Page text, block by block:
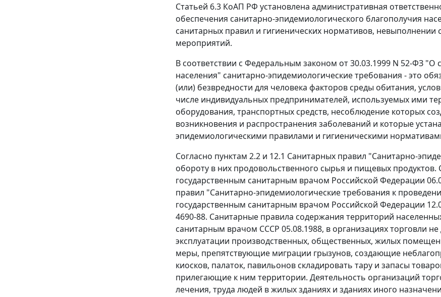
Статьей 6.3 КоАП РФ установлена административная
обеспечения санитарно-эпидемиологического благополучия
санитарных правил и гигиенических нормативов, невыполнении
мероприятий.
В соответствии с Федеральным законом от 30.03.1999 N 52-ФЗ
населения" санитарно-эпидемиологические требования - это
(или) безвредности для человека факторов среды обитания,
числе индивидуальных предпринимателей, используемых ими
оборудования, транспортных средств, несоблюдение которых
возникновения и распространения заболеваний и которые
эпидемиологическими правилами и гигиеническими
Согласно пунктам 2.2 и 12.1 Санитарных правил "Санитарно-
обороту в них продовольственного сырья и пищевых
государственным санитарным врачом Российской Федерации
правил "Санитарно-эпидемиологические требования к
государственным санитарным врачом Российской Федерации
4690-88. Санитарные правила содержания территорий
санитарным врачом СССР 05.08.1988, в организациях торговли
эксплуатации производственных, общественных, жилых
меры, препятствующие миграции грызунов, создающие
киосков, палаток, павильонов складировать тару и запасы
прилегающие к ним территории. Деятельность организаций
лечения, труда людей в жилых зданиях и зданиях иного